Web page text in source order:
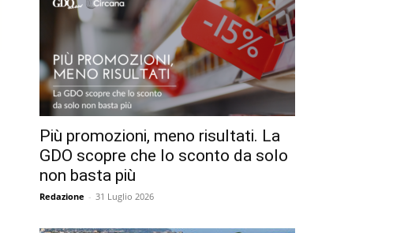
Più promozioni, meno risultati. La
GDO scopre che lo sconto da solo
non basta più
Redazione - 31 Luglio 2026